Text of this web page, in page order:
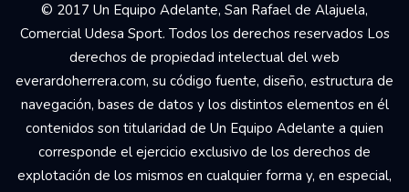
© 2017 Un Equipo Adelante, San Rafael de Alajuela,
Comercial Udesa Sport. Todos los derechos reservados Los
derechos de propiedad intelectual del web
everardoherrera.com, su código fuente, diseño, estructura de
navegación, bases de datos y los distintos elementos en él
contenidos son titularidad de Un Equipo Adelante a quien
corresponde el ejercicio exclusivo de los derechos de
explotación de los mismos en cualquier forma y, en especial,